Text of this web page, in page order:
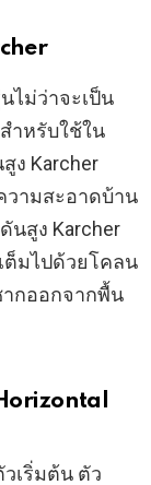
ไม่ว่าจะเป็น
ำหรับใช้ใน
ง Karcher
วามสะอาดบ้าน
นสูง Karcher
ต็มไปด้วยโคลน
ากออกจากพื้น
วเริ่มต้น ตัว